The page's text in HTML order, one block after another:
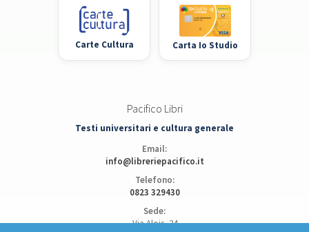
Carte Cultura Carta Io Studio
Pacifico Libri
Testi universitari e cultura generale
Email:
info@libreriepacifico.it
Telefono:
0823 329430
Sede:
Via Alois, 24